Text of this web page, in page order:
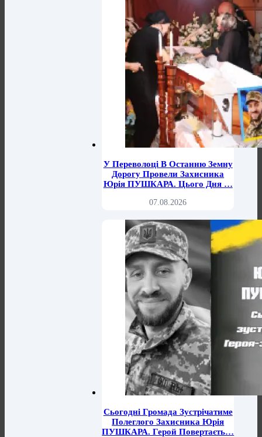
У Переволоці В Останню Земну
Дорогу Провели Захисника
Юрія ПУШКАРА. Цього Дня …
07.08.2026
Сьогодні Громада Зустрічатиме
Полеглого Захисника Юрія
ПУШКАРА. Герой Повертаєть…